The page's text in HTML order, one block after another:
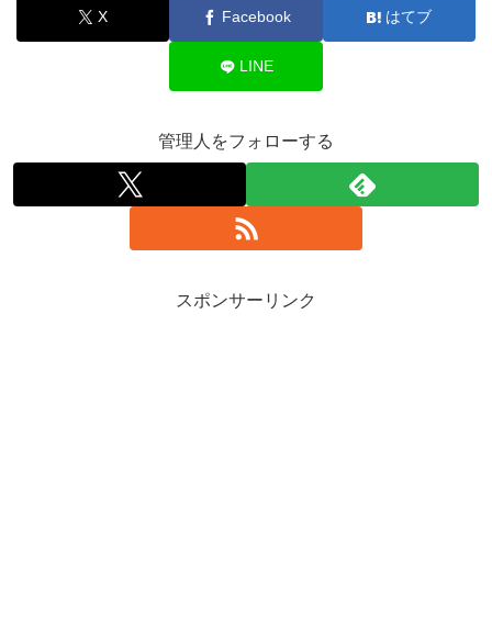
X Facebook はてブ
LINE
管理人をフォローする
スポンサーリンク